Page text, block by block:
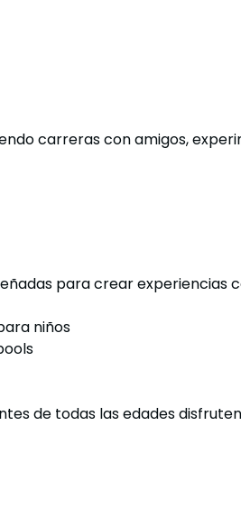
carreras con amigos,
para crear experiencias
niños
de todas las edades